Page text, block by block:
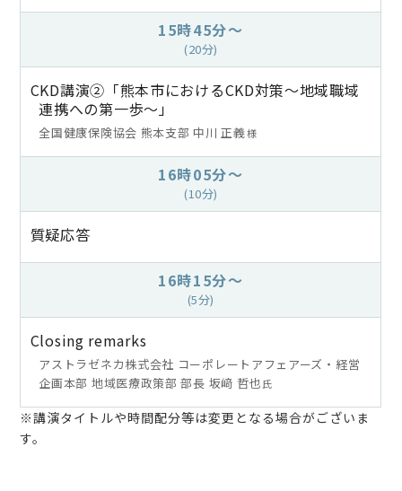
15時45分～
(20分)
CKD講演②「熊本市におけるCKD対策～地域職域
連携への第一歩～」
全国健康保険協会 熊本支部 中川 正義様
16時05分～
(10分)
質疑応答
16時15分～
(5分)
Closing remarks
アストラゼネカ株式会社 コーポレートアフェアーズ・経営
企画本部 地域医療政策部 部長 坂﨑 哲也氏
※講演タイトルや時間配分等は変更となる場合がございま
す。